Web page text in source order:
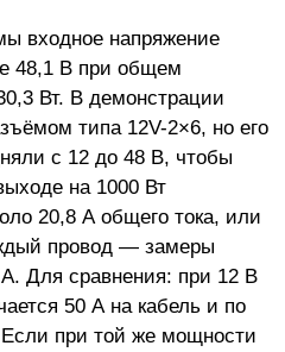
входное напряжение
48,1 В при общем
Вт. В демонстрации
типа 12V-2×6, но его
с 12 до 48 В, чтобы
на 1000 Вт
20,8 А общего тока, или
провод — замеры
Для сравнения: при 12 В
50 А на кабель и по
при той же мощности